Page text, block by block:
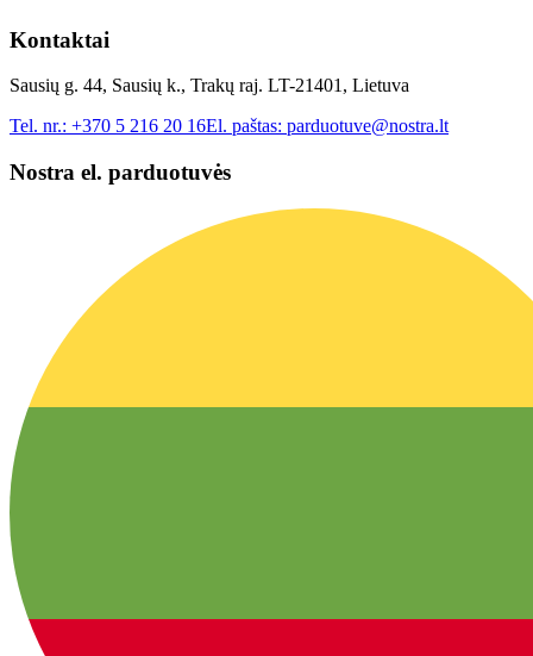
Kontaktai
Sausių g. 44, Sausių k., Trakų raj. LT-21401, Lietuva
Tel. nr.: +370 5 216 20 16El. paštas: parduotuve@nostra.lt
Nostra el. parduotuvės